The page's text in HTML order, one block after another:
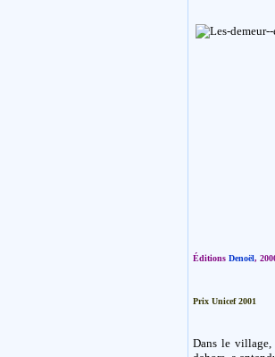
Éditions Denoël,
Prix Unicef 2001
Dans le village,